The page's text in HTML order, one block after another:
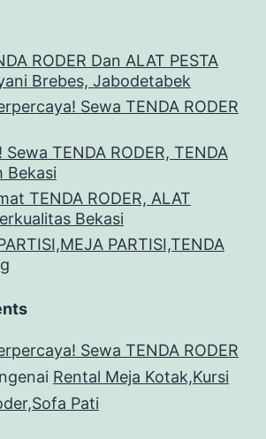
RODER Dan ALAT PESTA
Brebes, Jabodetabek
Sewa TENDA RODER
TENDA RODER, TENDA
Bekasi
TENDA RODER, ALAT
Bekasi
PARTISI,TENDA
Sewa TENDA RODER
Rental Meja Kotak,Kursi
Pati